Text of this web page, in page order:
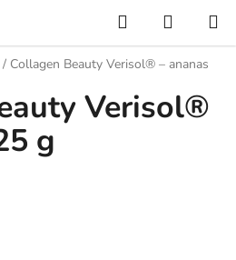
Hledat
KOŠÍK
/ Collagen Beauty Verisol® – ananas
Verisol®
g